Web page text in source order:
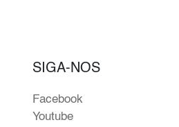
SIGA-NOS
Facebook
Youtube